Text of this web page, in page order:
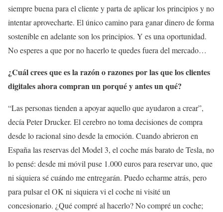
siempre buena para el cliente y parta de aplicar los principios y no
intentar aprovecharte. El único camino para ganar dinero de forma
sostenible en adelante son los principios. Y es una oportunidad.
No esperes a que por no hacerlo te quedes fuera del mercado…
¿Cuál crees que es la razón o razones por las que los clientes
digitales ahora compran un porqué y antes un qué?
“Las personas tienden a apoyar aquello que ayudaron a crear”,
decía Peter Drucker. El cerebro no toma decisiones de compra
desde lo racional sino desde la emoción. Cuando abrieron en
España las reservas del Model 3, el coche más barato de Tesla, no
lo pensé: desde mi móvil puse 1.000 euros para reservar uno, que
ni siquiera sé cuándo me entregarán. Puedo echarme atrás, pero
para pulsar el OK ni siquiera vi el coche ni visité un
concesionario. ¿Qué compré al hacerlo? No compré un coche;